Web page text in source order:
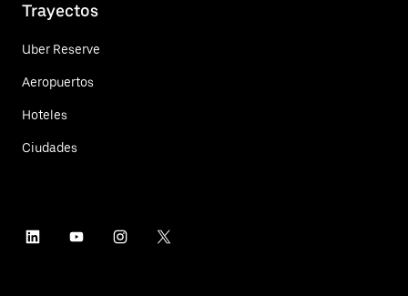
Trayectos
Uber Reserve
Aeropuertos
Hoteles
Ciudades